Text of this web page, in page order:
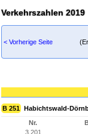
Verkehrszahlen 2019
< Vorherige Seite
B 251 Habichtswald-
Nr.
3.201